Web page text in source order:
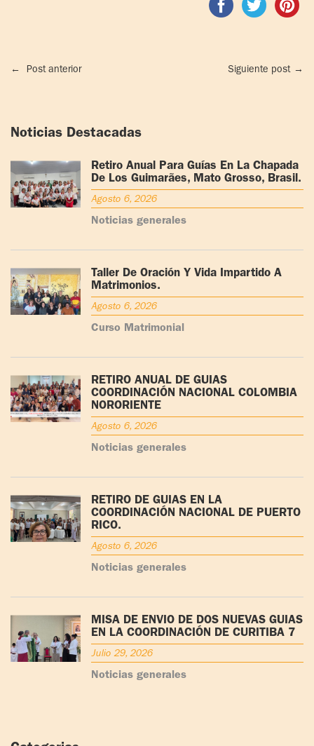
← Post anterior Siguiente post →
Noticias Destacadas
Retiro Anual Para Guías En La Chapada
De Los Guimarães, Mato Grosso, Brasil.
Agosto 6, 2026
Noticias generales
Taller De Oración Y Vida Impartido A
Matrimonios.
Agosto 6, 2026
Curso Matrimonial
RETIRO ANUAL DE GUÍAS
COORDINACIÓN NACIONAL COLOMBIA
NORORIENTE
Agosto 6, 2026
Noticias generales
RETIRO DE GUÍAS EN LA
COORDINACIÓN NACIONAL DE PUERTO
RICO.
Agosto 6, 2026
Noticias generales
MISA DE ENVÍO DE DOS NUEVAS GUÍAS
EN LA COORDINACIÓN DE CURITIBA 7
Julio 29, 2026
Noticias generales